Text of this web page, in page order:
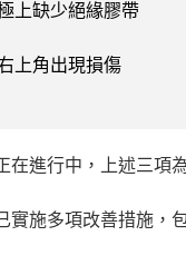
上缺少絕緣膠帶
上角出現損傷
在進行中，上述三項
實施多項改善措施，